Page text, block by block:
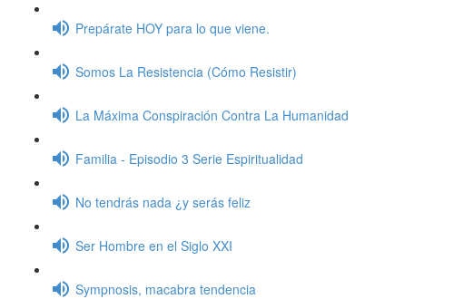
Prepárate HOY para lo que viene.
Somos La Resistencia (Cómo Resistir)
La Máxima Conspiración Contra La Humanidad
Familia - Episodio 3 Serie Espiritualidad
No tendrás nada ¿y serás feliz
Ser Hombre en el Siglo XXI
Sympnosis, macabra tendencia